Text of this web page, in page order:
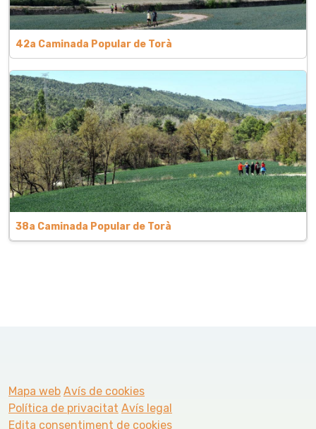
42a Caminada Popular de Torà
38a Caminada Popular de Torà
Mapa web Avís de cookies
Política de privacitat Avís legal
Edita consentiment de cookies